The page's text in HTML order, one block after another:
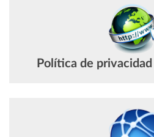
Política de